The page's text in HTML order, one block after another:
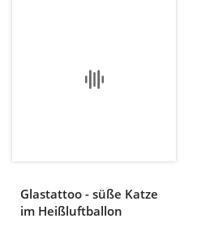
Glastattoo - süße Katze
im Heißluftballon